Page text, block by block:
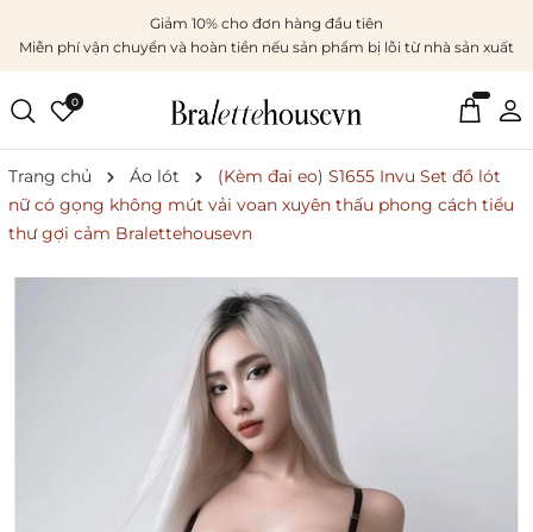
Giảm 10% cho đơn hàng đầu tiên
Miễn phí vận chuyển và hoàn tiền nếu sản phẩm bị lỗi từ nhà sản xuất
0
Trang chủ Áo lót
(Kèm đai eo) S1655 Invu Set đồ lót
nữ có gọng không mút vải voan xuyên thấu phong cách tiểu
thư gợi cảm Bralettehousevn